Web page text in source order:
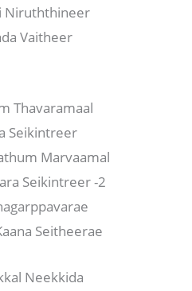
Niruththineer
Vaitheer
Thavaramaal
Seikintreer
Marvaamal
Seikintreer -2
Seitheerae
Neekkida